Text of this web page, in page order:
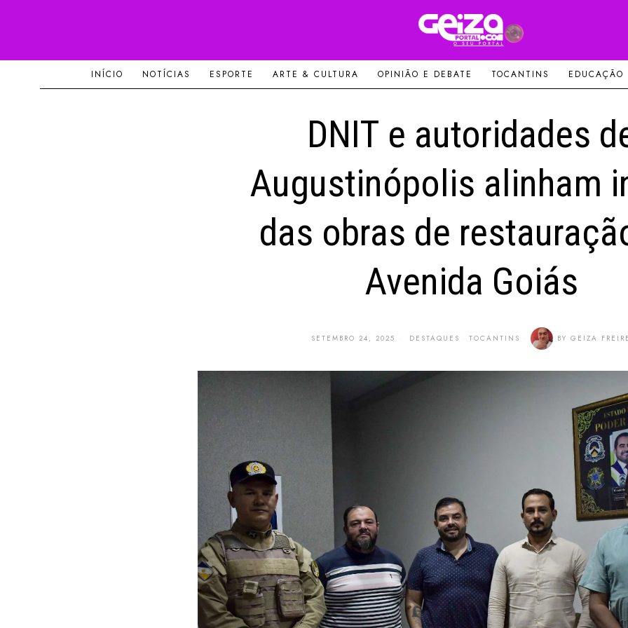
INÍCIO NOTÍCIAS ESPORTE ARTE & CULTURA OPINIÃO E DEBATE TOCANTINS EDUCAÇÃO
DNIT e autoridades
Augustinópolis alinham
das obras de
Avenida Goiás
SETEMBRO 24, 2025 DESTAQUES · TOCANTINS BY GEIZA